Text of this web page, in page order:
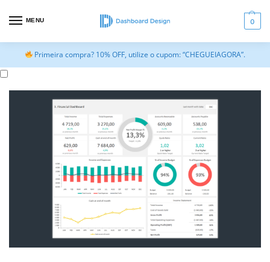
MENU 0
Primeira compra? 10% OFF, utilize o cupom: “CHEGUEIAGORA”.